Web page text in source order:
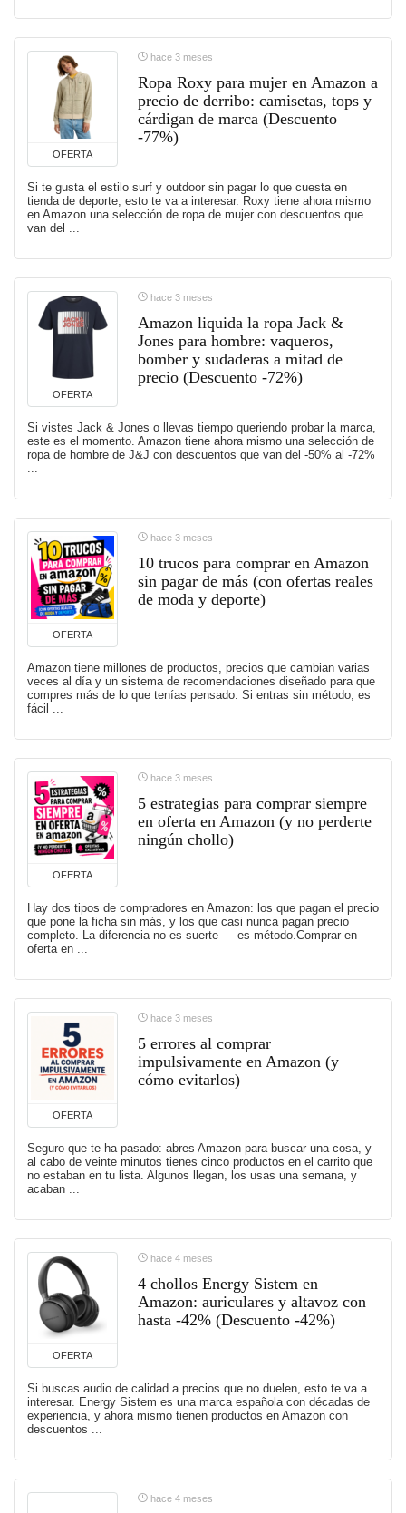
OFERTA
hace 3 meses
Ropa Roxy para mujer en Amazon a
precio de derribo: camisetas, tops y
cárdigan de marca (Descuento
-77%)
Si te gusta el estilo surf y outdoor sin pagar lo que cuesta en
tienda de deporte, esto te va a interesar. Roxy tiene ahora mismo
en Amazon una selección de ropa de mujer con descuentos que
van del ...
OFERTA
hace 3 meses
Amazon liquida la ropa Jack &
Jones para hombre: vaqueros,
bomber y sudaderas a mitad de
precio (Descuento -72%)
Si vistes Jack & Jones o llevas tiempo queriendo probar la marca,
este es el momento. Amazon tiene ahora mismo una selección de
ropa de hombre de J&J con descuentos que van del -50% al -72%
OFERTA
hace 3 meses
10 trucos para comprar en Amazon
sin pagar de más (con ofertas reales
de moda y deporte)
Amazon tiene millones de productos, precios que cambian varias
veces al día y un sistema de recomendaciones diseñado para que
compres más de lo que tenías pensado. Si entras sin método, es
fácil ...
OFERTA
hace 3 meses
5 estrategias para comprar siempre
en oferta en Amazon (y no perderte
ningún chollo)
Hay dos tipos de compradores en Amazon: los que pagan el precio
que pone la ficha sin más, y los que casi nunca pagan precio
completo. La diferencia no es suerte — es método.Comprar en
oferta en ...
OFERTA
hace 3 meses
5 errores al comprar
impulsivamente en Amazon (y
cómo evitarlos)
Seguro que te ha pasado: abres Amazon para buscar una cosa, y
al cabo de veinte minutos tienes cinco productos en el carrito que
no estaban en tu lista. Algunos llegan, los usas una semana, y
acaban ...
OFERTA
hace 4 meses
4 chollos Energy Sistem en
Amazon: auriculares y altavoz con
hasta -42% (Descuento -42%)
Si buscas audio de calidad a precios que no duelen, esto te va a
interesar. Energy Sistem es una marca española con décadas de
experiencia, y ahora mismo tienen productos en Amazon con
descuentos ...
hace 4 meses